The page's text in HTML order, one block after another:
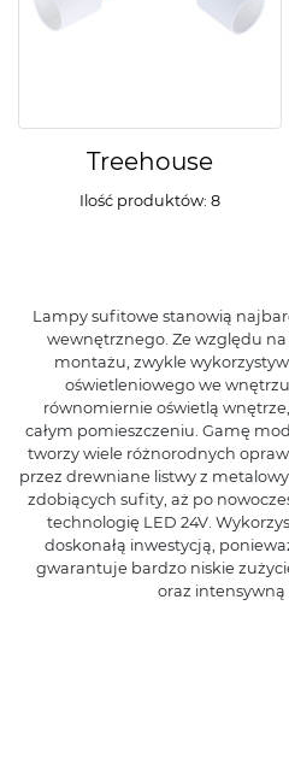
Treehouse
Ilość produktów: 8
Lampy sufitowe stanowią
wewnętrznego. Ze względu
montażu, zwykle
oświetleniowego we
równomiernie oświetlą
całym pomieszczeniu. Gamę
tworzy wiele różnorodnych
przez drewniane listwy z
zdobiących sufity, aż po
technologię LED 24V.
doskonałą inwestycją,
gwarantuje bardzo niskie
oraz intensywną